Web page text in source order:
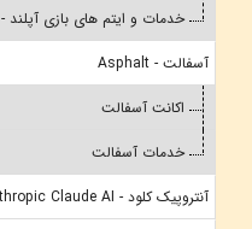
خدمات و ایتم های بازی آپلند - Upland
آسفالت - Asphalt
اکانت آسفالت
خدمات آسفالت
آنتروپیک کلود - Anthropic Claude AI